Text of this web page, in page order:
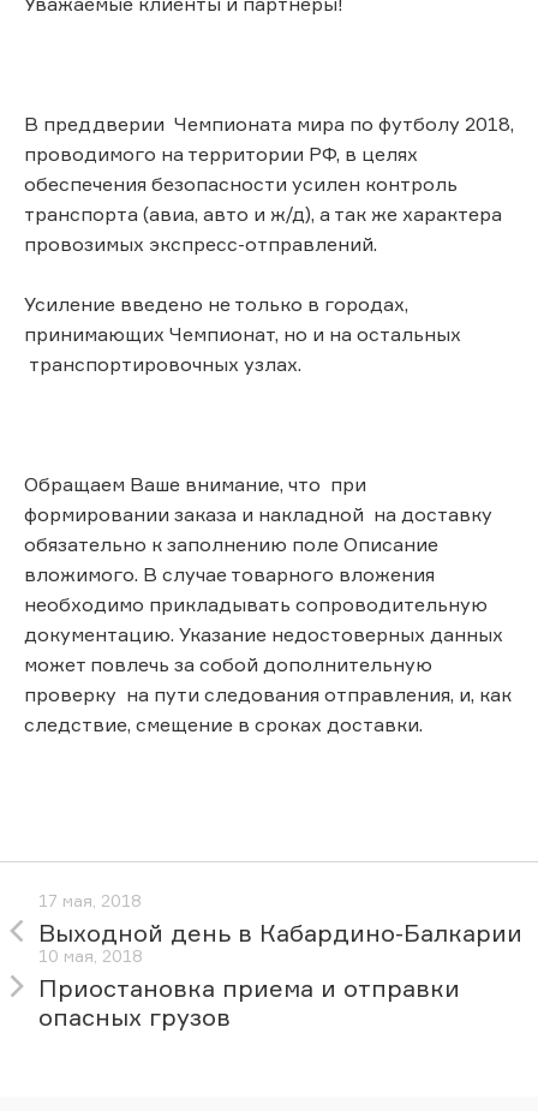
В преддверии Чемпионата мира по футболу 2018,
проводимого на территории РФ, в целях
обеспечения безопасности усилен контроль
транспорта (авиа, авто и ж/д), а так же характера
провозимых экспресс-отправлений.
Усиление введено не только в городах,
принимающих Чемпионат, но и на остальных
транспортировочных узлах.
Обращаем Ваше внимание, что при
формировании заказа и накладной на доставку
обязательно к заполнению поле Описание
вложимого. В случае товарного вложения
необходимо прикладывать сопроводительную
документацию. Указание недостоверных данных
может повлечь за собой дополнительную
проверку на пути следования отправления, и, как
следствие, смещение в сроках доставки.
17 мая, 2018
Выходной день в Кабардино-Балкарии
10 мая, 2018
Приостановка приема и отправки
опасных грузов